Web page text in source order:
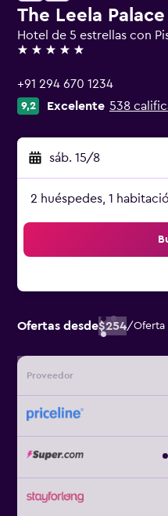
The Leela
Hotel de 5 estrellas con
5 estrellas
+91 294 670 1234
9,2 Excelente 538
sáb. 15/8
2 huéspedes, 1
Ofertas desde$254/Oferta
Proveedor